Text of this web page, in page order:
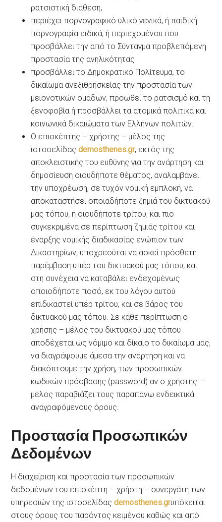
ρατσιστική διάθεση,
περιέχει πορνογραφικό υλικό γενικά, ή παιδική
πορνογραφία ειδικά, ή περιεχομένου που
προσβάλλει την από το Σύνταγμα προβλεπόμενη
προστασία της ανηλικότητας
προσβάλλει το Δημοκρατικό Πολίτευμα, το
δικαίωμα ανεξιθρησκείας την προστασία των
μειονοτικών ομάδων, προωθεί το ρατσισμό και τη
ξενοφοβία ή προσβάλλει τα ατομικά πολιτικά και
κοινωνικά δικαιώματα των Ελλήνων πολιτών.
Ο επισκέπτης – χρήστης – μέλος της
ιστοσελίδαςdemosthenes.gr, εκτός της
αποκλειστικής του ευθύνης για την ανάρτηση και
δημοσίευση οιουδήποτε θέματος, αναλαμβάνει
την υποχρέωση, σε τυχόν νομική εμπλοκή, να
αποκαταστήσει οποιαδήποτε ζημιά του δικτυακού
μας τόπου, ή οιουδήποτε τρίτου, και πιο
συγκεκριμένα σε περίπτωση ζημιάς τρίτου και
έναρξης νομικής διαδικασίας ενώπιον των
Δικαστηρίων, υποχρεούται να ασκεί πρόσθετη
παρέμβαση υπέρ του δικτυακού μας τόπου, και
στη συνέχεια να καταβάλει ενδεχομένως
οποιοδήποτε ποσό, εκ του λόγου αυτού
επιδικαστεί υπέρ τρίτου, και σε βάρος του
δικτυακού μας τόπου. Σε κάθε περίπτωση ο
χρήσης – μέλος του δικτυακού μας τόπου
αποδέχεται ως νόμιμο και δίκαιο το δικαίωμα μας,
να διαγράψουμε άμεσα την ανάρτηση και να
διακόπτουμε την χρήση, των προσωπικών
κωδικών πρόσβασης (password) αν ο χρήστης –
μέλος παραβιάζει τους παραπάνω ενδεικτικά
αναγραφόμενους όρους.
Προστασία Προσωπικών
Δεδομένων
Η διαχείριση και προστασία των προσωπικών
δεδομένων του επισκέπτη – χρήστη – συνεργάτη των
υπηρεσιών της ιστοσελίδαςdemosthenes.grυπόκειται
στους όρους του παρόντος κειμένου καθώς και από